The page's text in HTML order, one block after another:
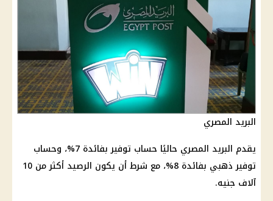
البريد المصري
يقدم البريد المصري حاليًا حساب توفير بفائدة 7%، وحساب
توفير ذهبي بفائدة 8%، مع شرط أن يكون الرصيد أكثر من 10
آلاف جنيه.